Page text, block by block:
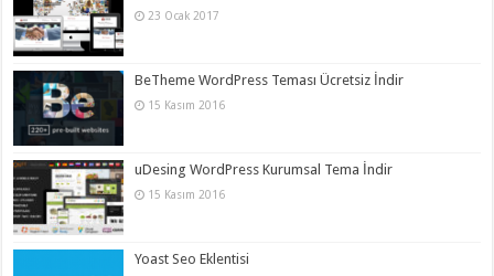
23 Ocak 2017
BeTheme WordPress Teması Ücretsiz İndir
15 Kasım 2016
uDesing WordPress Kurumsal Tema İndir
15 Kasım 2016
Yoast Seo Eklentisi